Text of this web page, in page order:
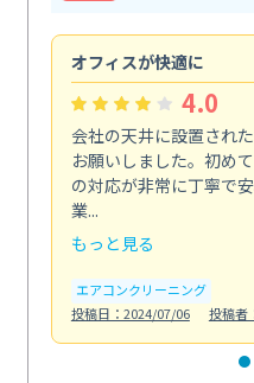
オフィスが快適に
4.0
会社の天井に設置され
お願いしました。初め
の対応が非常に丁寧で
業...
もっと見る
エアコンクリーニング
投稿日：2024/07/06
投稿者